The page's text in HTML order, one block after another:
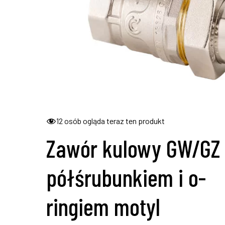
12 osób ogląda teraz ten produkt
Zawór kulowy GW/
półśrubunkiem i o-
ringiem motyl